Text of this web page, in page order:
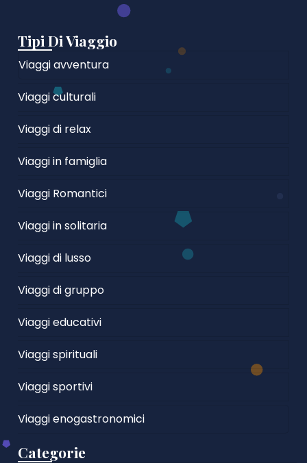
Tipi Di Viaggio
Viaggi avventura
Viaggi culturali
Viaggi di relax
Viaggi in famiglia
Viaggi Romantici
Viaggi in solitaria
Viaggi di lusso
Viaggi di gruppo
Viaggi educativi
Viaggi spirituali
Viaggi sportivi
Viaggi enogastronomici
Categorie